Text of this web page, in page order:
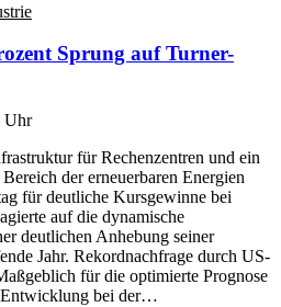
Sprung auf Turner-
Uhr
für Rechenzentren und ein
der erneuerbaren Energien
für deutliche Kursgewinne bei
auf die dynamische
deutlichen Anhebung seiner
Jahr. Rekordnachfrage durch US-
für die optimierte Prognose
Entwicklung bei der…